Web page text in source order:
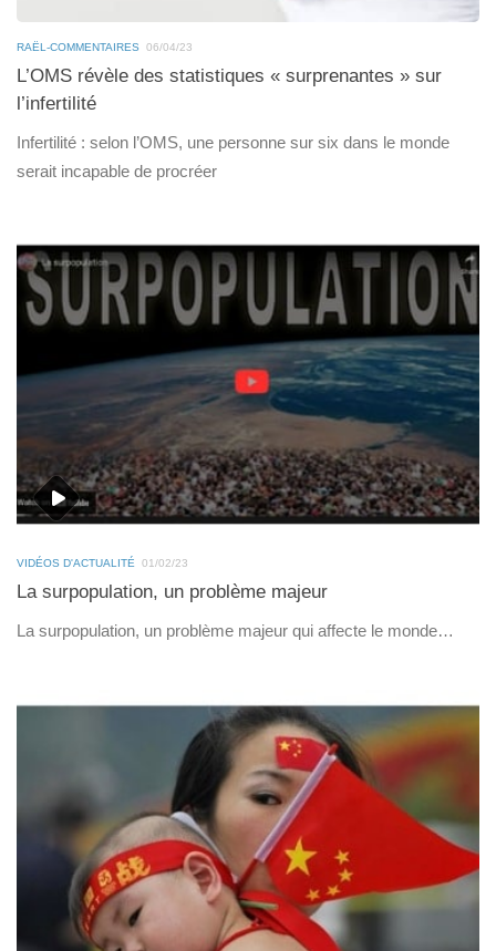
RAËL-COMMENTAIRES 06/04/23
L’OMS révèle des statistiques « surprenantes » sur
l’infertilité
Infertilité : selon l’OMS, une personne sur six dans le monde
serait incapable de procréer
VIDÉOS D'ACTUALITÉ 01/02/23
La surpopulation, un problème majeur
La surpopulation, un problème majeur qui affecte le monde…